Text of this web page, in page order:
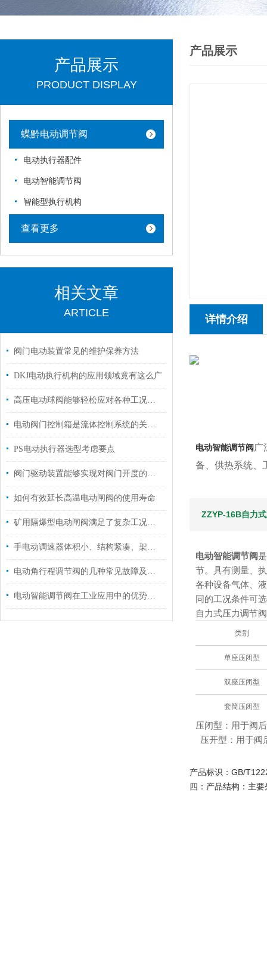
产品展示
PRODUCT DISPLAY
蝶黔电动调节阀
电动执行器配件
电动智能调节阀
智能型执行机构
查看更多
相关文章
ARTICLE
阀门电动装置常见的维护保养方法
DKJ电动执行机构的应用领域竟有这么广
高压电动球阀能够轻松应对各种工况条件
电动阀门控制箱是流体控制系统的关键组件
PS电动执行器选型考虑要点
阀门驱动装置能够实现对阀门开度的准确控制
如何有效延长高温电动闸阀的使用寿命
矿用隔爆型电动闸阀满足了复杂工况下的多样化需求
手电动调速器体积小、结构紧凑、架构合理
电动角行程调节阀的几种常见故障及处理方法
电动智能调节阀在工业应用中的优势体现在多个方面
产品展示
详情介绍
电动智能调节阀 广
备、供热系统、
ZZYP-16B自力
电动智能调节阀
节。具有测量、
各种设备气体、
同的工况条件可
自力式压力调节
类别
单座压闭型
双座压闭型
套筒压闭型
压闭型：用于阀
压开型：用于阀
产品标识：GB/
四：产品结构：主